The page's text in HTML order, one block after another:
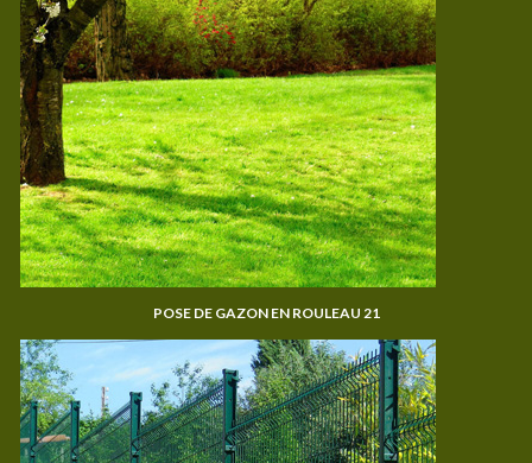
POSE DE GAZON EN ROULEAU 21